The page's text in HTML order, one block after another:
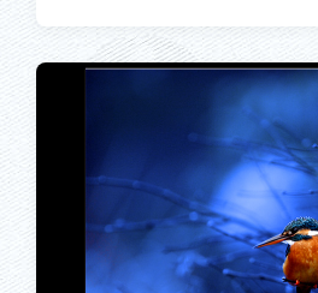
日
期
于